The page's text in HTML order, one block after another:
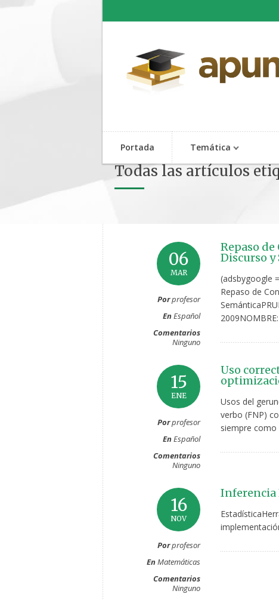
Portada Temática
Todas las artículos
06
MAR
Porprofesor
EnEspañol
Comentarios
Ninguno
Repaso
Discurso y
(adsbygoogle
Repaso de
15
ENE
Porprofesor
EnEspañol
Comentarios
Ninguno
Uso
Usos del
verbo (FNP)
siempre como
16
NOV
Porprofesor
EnMatemáticas
Comentarios
Ninguno
Inferencia